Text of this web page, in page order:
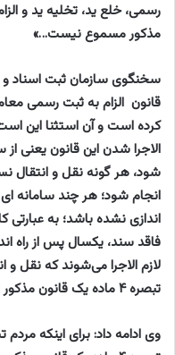
رسمی، خلع ید، تخلیه ید و
مذکور مسموع نیست…»
قانون الزام به ثبت رسمی
کرده است و آن استثنا این
الاجرا شدن این قانون یعنی
شود، هر گونه نقل و انتقال
اندازی نشده باشد؛ به عبارتی
لازم الاجرا می‌شوند که نقل
تبصره ۴ ماده یک قانون مذکور استثنایی قائل شده است.
وی ادامه داد: برای اینکه